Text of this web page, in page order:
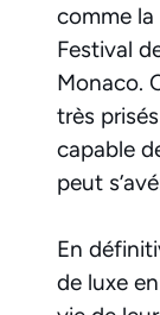
comme la
Festival
Monaco.
très
capable
peut
En
de luxe